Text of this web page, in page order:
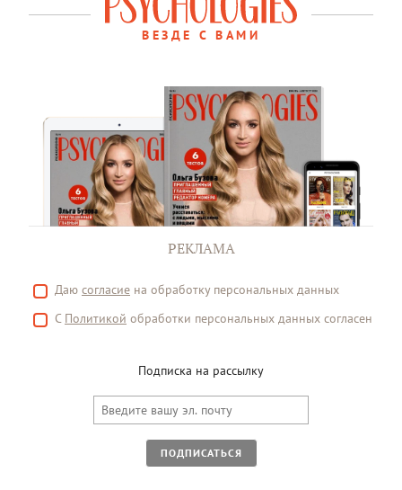
ВЕЗДЕ С ВАМИ
РЕКЛАМА
Даю согласие на обработку персональных данных
С Политикой обработки персональных данных согласен
Подписка на рассылку
ПОДПИСАТЬСЯ